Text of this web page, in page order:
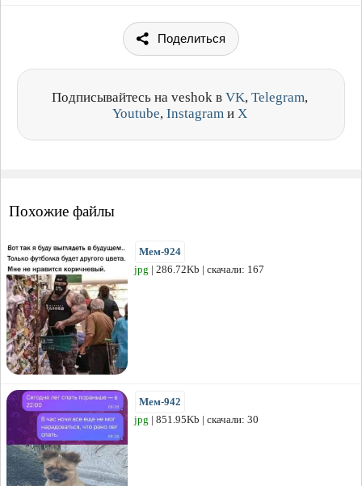
Поделиться
Подписывайтесь на veshok в VK, Telegram,
Youtube, Instagram и X
Похожие файлы
Мем-924
jpg | 286.72Kb | скачали: 167
Мем-942
jpg | 851.95Kb | скачали: 30